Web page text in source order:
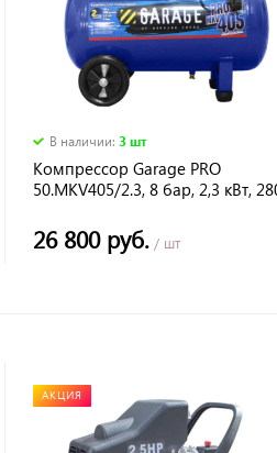
В наличии: 3 шт
Компрессор Garage PRO
50.MKV405/2.3, 8 бар, 2,3 кВт,
26 800 руб./ шт
АКЦИЯ